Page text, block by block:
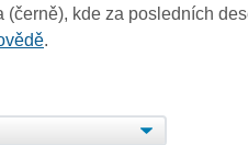
(černě), kde za posledních
.